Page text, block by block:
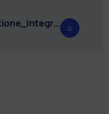
RDA_129455_Dichiarazione_integrative_al_DGUE.docx